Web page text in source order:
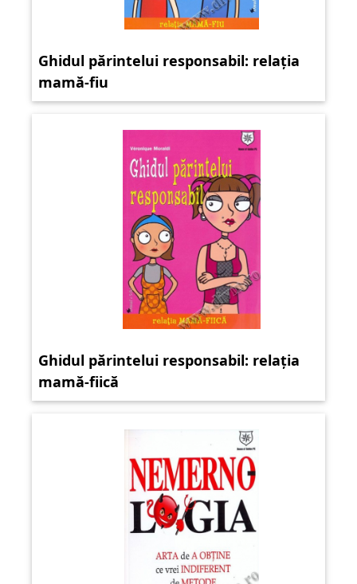
Ghidul părintelui responsabil: relația
mamă-fiu
Ghidul părintelui responsabil: relația
mamă-fiică